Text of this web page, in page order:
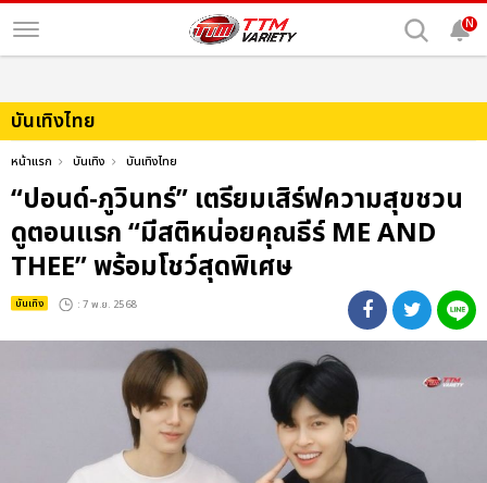
N
บันเทิงไทย
หน้าแรก บันเทิง บันเทิงไทย
“ปอนด์-ภูวินทร์” เตรียมเสิร์ฟความสุขชวน
ดูตอนแรก “มีสติหน่อยคุณธีร์ ME AND
THEE” พร้อมโชว์สุดพิเศษ
บันเทิง : 7 พ.ย. 2568